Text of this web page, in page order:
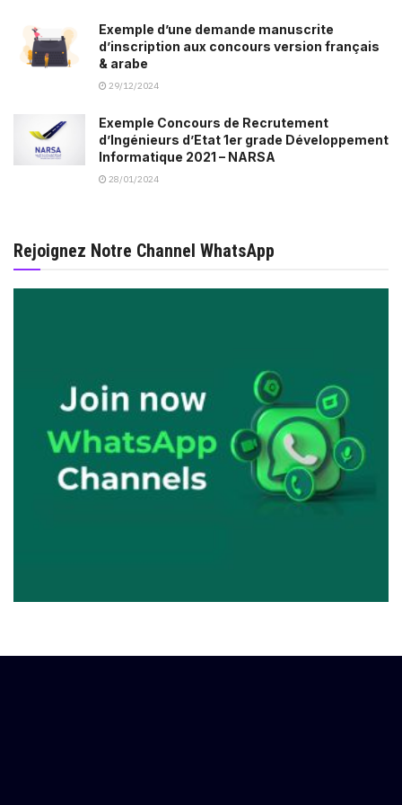
Exemple d’une demande manuscrite
d’inscription aux concours version français
& arabe
29/12/2024
Exemple Concours de Recrutement
d’Ingénieurs d’Etat 1er grade Développement
Informatique 2021 – NARSA
28/01/2024
Rejoignez Notre Channel WhatsApp